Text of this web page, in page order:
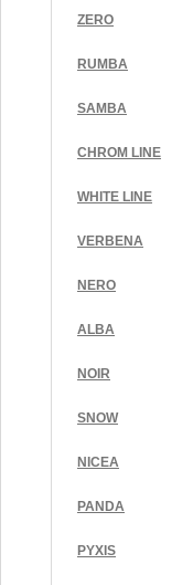
ZERO
RUMBA
SAMBA
CHROM LINE
WHITE LINE
VERBENA
NERO
ALBA
NOIR
SNOW
NICEA
PANDA
PYXIS